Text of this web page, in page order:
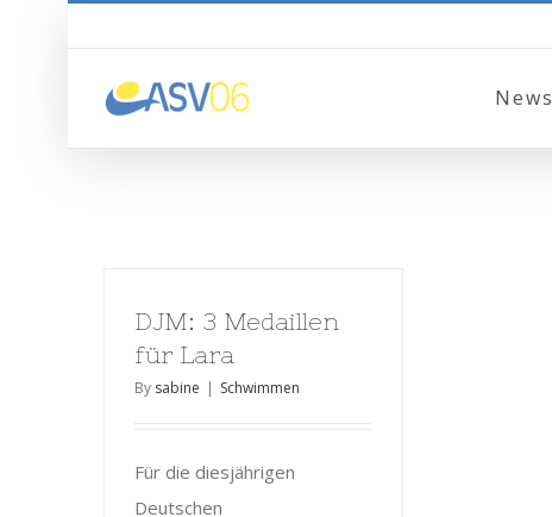
News
DJM: 3 Medaillen
für Lara
By sabine | Schwimmen
Für die diesjährigen
Deutschen